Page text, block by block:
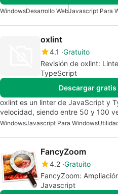
WindowsDesarrollo WebJavascript Para
oxlint
4.1 Gratuito
Revisión de oxlint:
TypeScript
Descargar
oxlint es un linter de JavaScript y
velocidad, siendo entre 50 y 100
WindowsJavascript Para Windows
FancyZoom
4.2 Gratuito
FancyZoom:
Javascript